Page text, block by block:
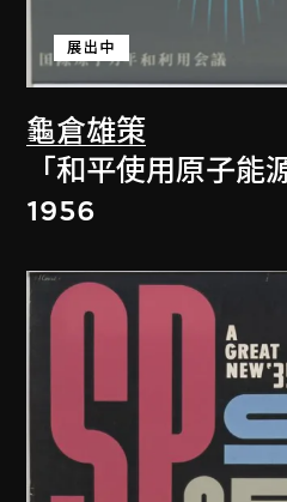
龜倉雄策
展出中
「和平使用原子能
1956